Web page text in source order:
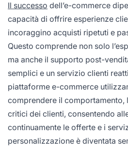
Il successo dell’e-commerce
capacità di offrire esperienze
incoraggino acquisti ripetuti e
Questo comprende non solo
ma anche il supporto post-
semplici e un servizio clienti
piattaforme e-commerce
comprendere il comportamento,
critici dei clienti, consentendo
continuamente le offerte e i
personalizzazione è diventata